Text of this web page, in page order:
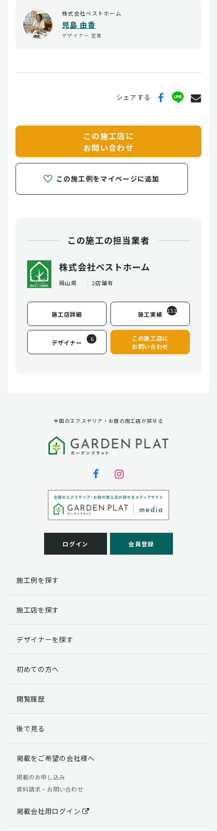
株式会社ベストホーム
児島 由香
デザイナー 営業
シェアする
この施工店に
お問い合わせ
この施工例をマイページに追加
この施工の担当業者
株式会社ベストホーム
岡山県 2店舗有
施工店詳細 施工実績 151
デザイナー 6
この施工店に
お問い合わせ
全国のエクステリア・お庭の施工店が探せる
ログイン 会員登録
施工例を探す
施工店を探す
デザイナーを探す
初めての方へ
閲覧履歴
後で見る
掲載をご希望の会社様へ
掲載のお申し込み
資料請求・お問い合わせ
掲載会社用ログイン